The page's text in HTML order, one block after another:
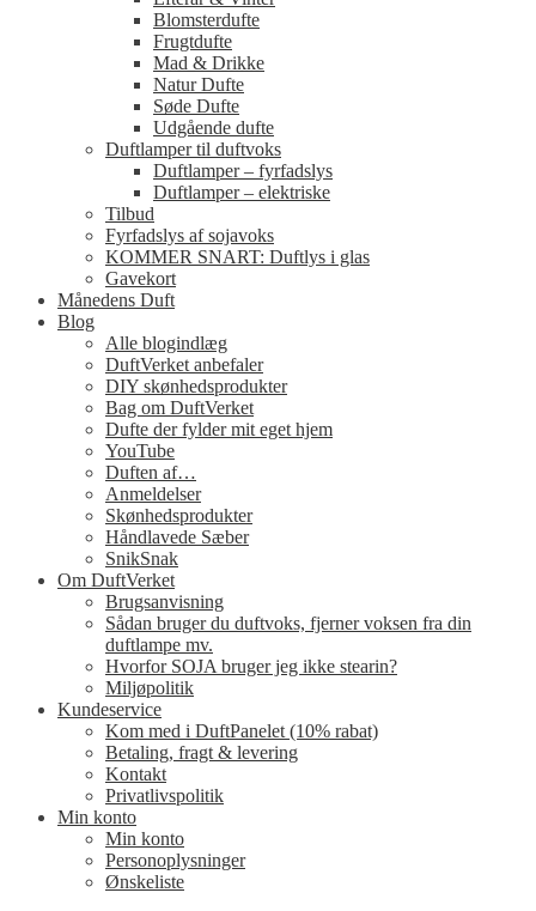
Blomsterdufte
Frugtdufte
Mad & Drikke
Natur Dufte
Søde Dufte
Udgående dufte
Duftlamper til duftvoks
Duftlamper – fyrfadslys
Duftlamper – elektriske
Tilbud
Fyrfadslys af sojavoks
KOMMER SNART: Duftlys i glas
Gavekort
Månedens Duft
Blog
Alle blogindlæg
DuftVerket anbefaler
DIY skønhedsprodukter
Bag om DuftVerket
Dufte der fylder mit eget hjem
YouTube
Duften af…
Anmeldelser
Skønhedsprodukter
Håndlavede Sæber
SnikSnak
Om DuftVerket
Brugsanvisning
Sådan bruger du duftvoks, fjerner voksen fra din
duftlampe mv.
Hvorfor SOJA bruger jeg ikke stearin?
Miljøpolitik
Kundeservice
Kom med i DuftPanelet (10% rabat)
Betaling, fragt & levering
Kontakt
Privatlivspolitik
Min konto
Min konto
Personoplysninger
Ønskeliste